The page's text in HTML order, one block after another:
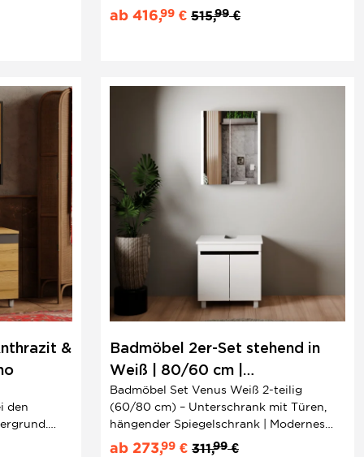
&
präzise Randführung schaffen pure
Eleganz. Badschränke mit hochwertigem
ab 416,99 € 515,99€
&
den
auf
Badmöbel 2er-Set stehend in
Weiß | 80/60 cm |
Futuristisch/Modern
Badmöbel Set Venus Weiß 2-teilig
(60/80 cm) – Unterschrank mit Türen,
hängender Spiegelschrank | Modernes
Design ? Jetzt günstig & schnell lieferbar!
ab 273,99 € 311,99€